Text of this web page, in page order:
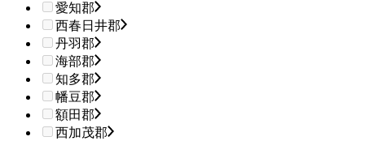
愛知郡
西春日井郡
丹羽郡
海部郡
知多郡
幡豆郡
額田郡
西加茂郡